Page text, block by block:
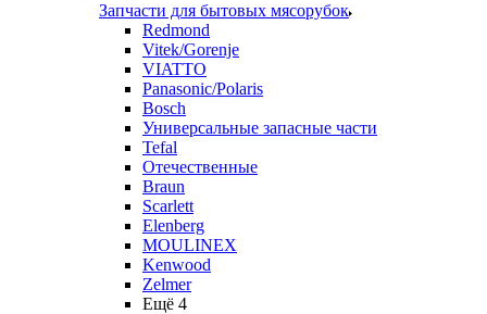
Запчасти для бытовых мясорубок
Redmond
Vitek/Gorenje
VIATTO
Panasonic/Polaris
Bosch
Универсальные запасные части
Tefal
Отечественные
Braun
Scarlett
Elenberg
MOULINEX
Kenwood
Zelmer
Ещё 4